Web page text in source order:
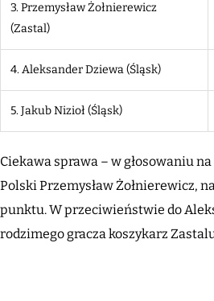
3. Przemysław Żołnierewicz
(Zastal)
4. Aleksander Dziewa (Śląsk)
5. Jakub Nizioł (Śląsk)
Ciekawa sprawa – w głosowaniu
Polski Przemysław Żołnierewicz,
punktu. W przeciwieństwie do
rodzimego gracza koszykarz